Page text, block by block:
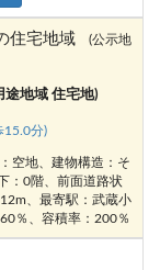
住宅地域
(公示地
途地域 住宅地)
15.0分)
空地、建物構造：そ
：0階、前面道路状
、最寄駅：武蔵小
％、容積率：200％